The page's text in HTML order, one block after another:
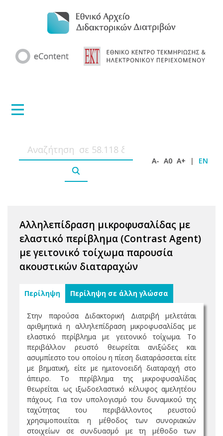
A- A0 A+ | EN
Αλληλεπίδραση μικροφυσαλίδας με
ελαστικό περίβλημα (Contrast Agent)
με γειτονικό τοίχωμα παρουσία
ακουστικών διαταραχών
Περίληψη Περίληψη σε άλλη γλώσσα
Στην παρούσα Διδακτορική Διατριβή μελετάται
αριθμητικά η αλληλεπίδραση μικροφυσαλίδας με
ελαστικό περίβλημα με γειτονικό τοίχωμα. Το
περιβάλλον ρευστό θεωρείται ανιξώδες και
ασυμπίεστο του οποίου η πίεση διαταράσσεται είτε
με βηματική, είτε με ημιτονοειδή διαταραχή στο
άπειρο. Το περίβλημα της μικροφυσαλίδας
θεωρείται ως ιξωδοελαστικό κέλυφος αμελητέου
πάχους. Για τον υπολογισμό του δυναμικού της
ταχύτητας του περιβάλλοντος ρευστού
χρησιμοποιείται η μέθοδος των συνοριακών
στοιχείων σε συνδυασμό με τη μέθοδο των